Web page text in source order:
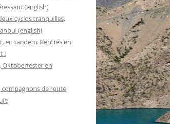
(english)
cyclos tranquilles,
(english)
en tandem. Rentrés en
!
Oktoberfester en
compagnons de route